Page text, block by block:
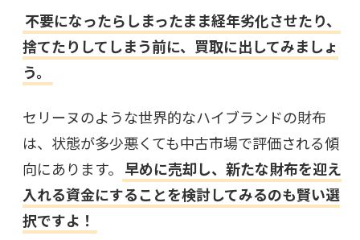
不要になったらしまったまま経年劣化させたり、
捨てたりしてしまう前に、買取に出してみましょ
う。
セリーヌのような世界的なハイブランドの財布
は、状態が多少悪くても中古市場で評価される傾
向にあります。 早めに売却し、新たな財布を迎え
入れる資金にすることを検討してみるのも賢い選
択ですよ！